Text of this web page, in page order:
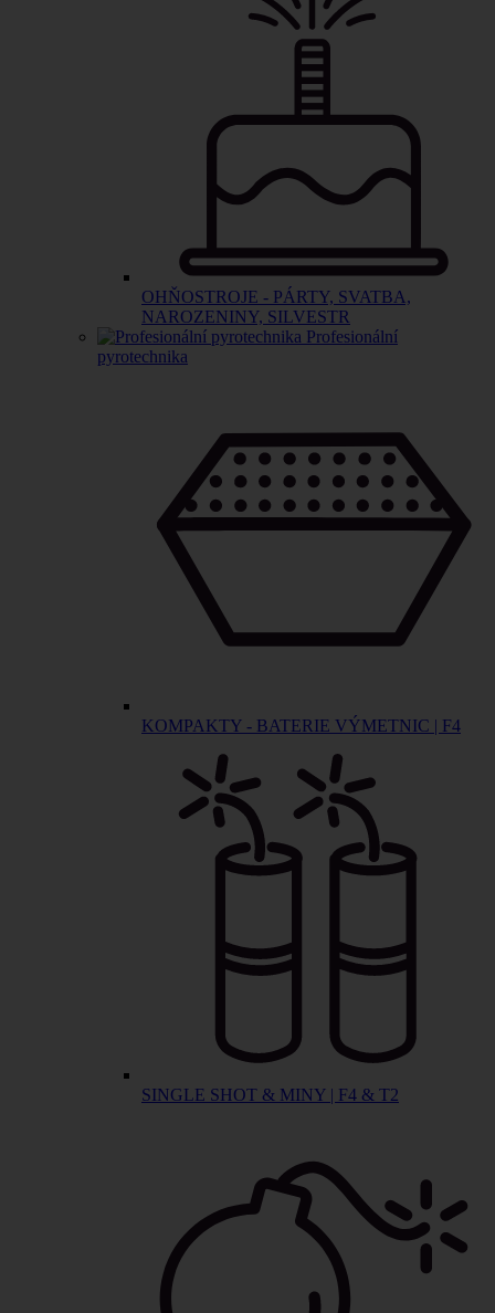
OHŇOSTROJE - PÁRTY, SVATBA,
NAROZENINY, SILVESTR
Profesionální
pyrotechnika
KOMPAKTY - BATERIE VÝMETNIC | F4
SINGLE SHOT & MINY | F4 & T2